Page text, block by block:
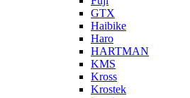
GTX
Haibike
Haro
HARTMAN
KMS
Kross
Krostek